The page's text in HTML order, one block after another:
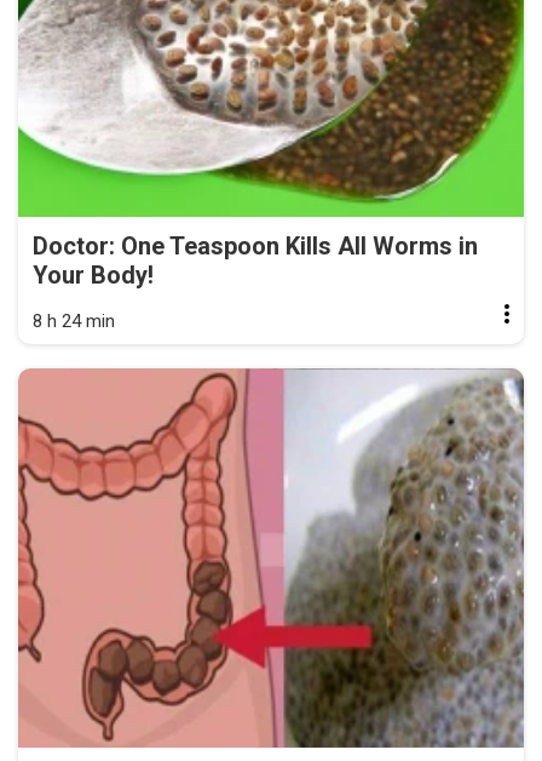
Doctor: One Teaspoon Kills All Worms in
Your Body!
8 h 24 min